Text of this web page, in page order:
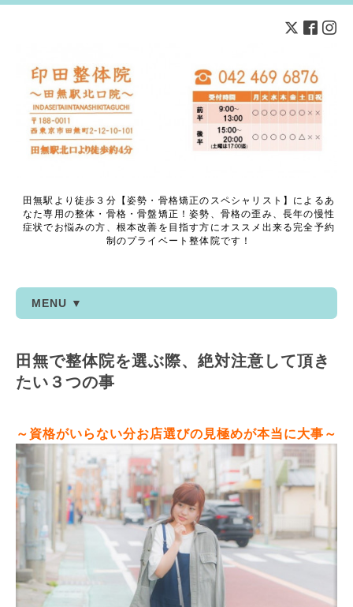
田無駅より徒歩３分【姿勢・骨格矯正のスペシャリスト】によるあ
なた専用の整体・骨格・骨盤矯正！姿勢、骨格の歪み、長年の慢性
症状でお悩みの方、根本改善を目指す方にオススメ出来る完全予約
制のプライベート整体院です！
MENU ▼
田無で整体院を選ぶ際、絶対注意して頂き
たい３つの事
～資格がいらない分お店選びの見極めが本当に大事～